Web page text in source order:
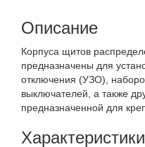
Описание
Корпуса щитов
предназначены для
отключения (УЗО),
выключателей, а также
предназначенной для
Характеристики